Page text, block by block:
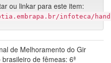
ou linkar para este item:
infoteca/
de Melhoramento do Gir
de fêmeas: 6ª